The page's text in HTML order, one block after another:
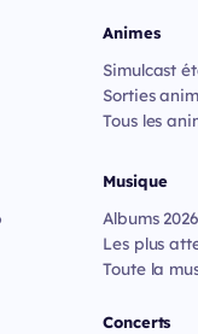
Animes
Simulcast
Sorties
Tous les
Musique
Albums 2026
Les plus
Toute la
Concerts